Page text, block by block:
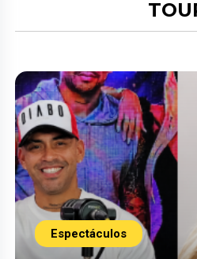
Espectáculos